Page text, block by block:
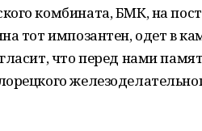
комбината, БМК, на
тот импозантен, одет в
что перед нами